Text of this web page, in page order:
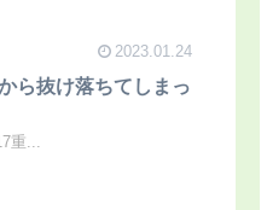
2023.01.24
ら抜け落ちてしまっ
重...